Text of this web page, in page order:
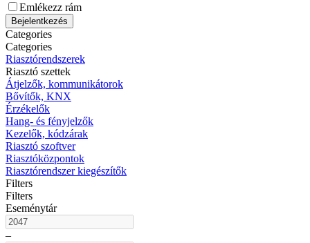
Emlékezz rám
Bejelentkezés
Categories
Categories
Riasztórendszerek
Riasztó szettek
Átjelzők, kommunikátorok
Bővítők, KNX
Érzékelők
Hang- és fényjelzők
Kezelők, kódzárak
Riasztó szoftver
Riasztóközpontok
Riasztórendszer kiegészítők
Filters
Filters
Eseménytár
–